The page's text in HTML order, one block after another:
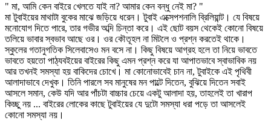
" মা, আমি কেন বাইরে খেলতে যাই না? আমার কেন বন্ধু নেই মা? "
মা টুবাইয়ের মাথাটা বুকের মাঝে জড়িয়ে ধরেন। টুবাই এক্সেপশনালি ব্রিলিয়ান্ট। যে বিষয়ে
মনোযোগ দিতে পারে, তার গভীর অব্দি চিন্তা করে। এই ছোট বয়স থেকেই কোনো বিষয়ে
তলিয়ে ভাবার স্বভাব আছে ওর। ওর কৌতূহল না মিটলে ও প্রশ্ন করতেই থাকে।
স্কুলের গতানুগতিক সিলেবাসেও মন বসে না। কিছু বিষয়ে আগ্রহ হলে তা নিয়ে ভাবতে
ভাবতে হয়তো পাঠ্যবইয়ের বাইরের কিছু এমন প্রশ্ন করে যা আপাতভাবে স্বাভাবিক নয়
আর তখনই সমস্যা হয় বাকিদের চোখে। মা কোনোভাবেই চান না, টুবাইকে এই পৃথিবী
আলাদাভাবে দেখুক। তিনি পারলে সব মানুষের মন পাল্টে দিতেন, বুঝিয়ে দিতেন সবাই
আসলে সমান, কেউ যদি আর পাঁচটা বাচ্চার চেয়ে একটু আলাদা হয়, তাহলেই তা খারাপ
কিচ্ছু নয় ... বাইরের লোকের কাছে টুবাইয়ের যে দুটো সমস্যা ধরা পড়ে তা আসলেই
কোনো সমস্যা নয়।